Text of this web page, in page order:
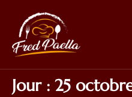
Jour : 25